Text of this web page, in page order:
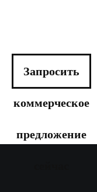
Запросить
коммерческое
предложение